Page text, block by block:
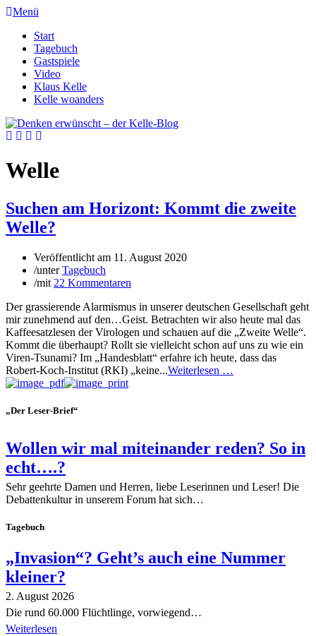
Menü
Start
Tagebuch
Gastspiele
Video
Klaus Kelle
Kelle woanders
Welle
Suchen am Horizont: Kommt die zweite
Welle?
Veröffentlicht am 11. August 2020
/unterTagebuch
/mit 22 Kommentaren
Der grassierende Alarmismus in unserer deutschen Gesellschaft geht
mir zunehmend auf den…Geist. Betrachten wir also heute mal das
Kaffeesatzlesen der Virologen und schauen auf die „Zweite Welle“.
Kommt die überhaupt? Rollt sie vielleicht schon auf uns zu wie ein
Viren-Tsunami? Im „Handesblatt“ erfahre ich heute, dass das
Robert-Koch-Institut (RKI) „keine...Weiterlesen …
„Der Leser-Brief“
Wollen wir mal miteinander reden? So in
echt….?
Sehr geehrte Damen und Herren, liebe Leserinnen und Leser! Die
Debattenkultur in unserem Forum hat sich…
Tagebuch
„Invasion“? Geht’s auch eine Nummer
kleiner?
2. August 2026
Die rund 60.000 Flüchtlinge, vorwiegend…
Weiterlesen